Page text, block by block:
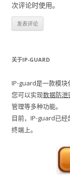
次评论时使用。
关于IP-GUARD
IP-guard是一款模块
您可以实现数据防泄
管理等多种功能。
目前，IP-guard已经
终端上。